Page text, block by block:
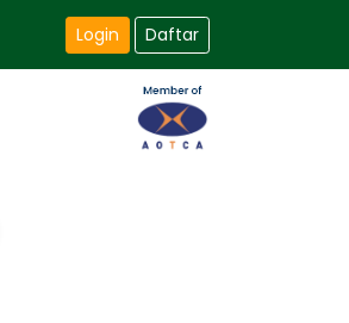
Login Daftar